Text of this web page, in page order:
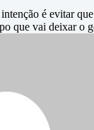
intenção é evitar
que vai deixar o